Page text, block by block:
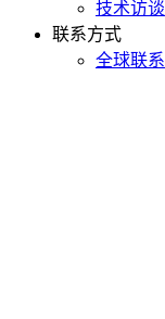
技术访谈
联系方式
全球联系